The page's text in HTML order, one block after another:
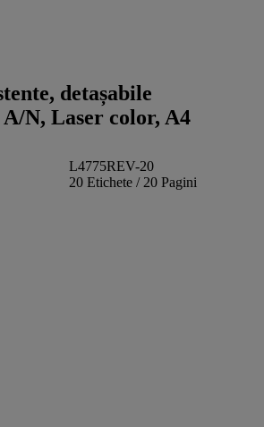
detașabile
N, Laser color, A4
L4775REV-20
20 Etichete / 20 Pagini